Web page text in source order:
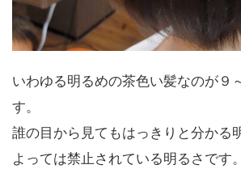
いわゆる明るめの茶色い髪なのが９
す。
誰の目から見てもはっきりと分かる
よっては禁止されている明るさです。